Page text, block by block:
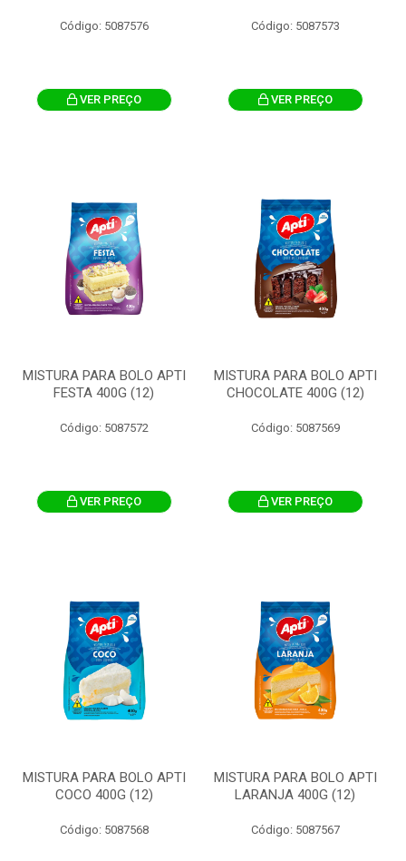
Código: 5087576
VER PREÇO
Código: 5087573
VER PREÇO
MISTURA PARA BOLO APTI
FESTA 400G (12)
Código: 5087572
VER PREÇO
MISTURA PARA BOLO APTI
CHOCOLATE 400G (12)
Código: 5087569
VER PREÇO
MISTURA PARA BOLO APTI
COCO 400G (12)
Código: 5087568
MISTURA PARA BOLO APTI
LARANJA 400G (12)
Código: 5087567